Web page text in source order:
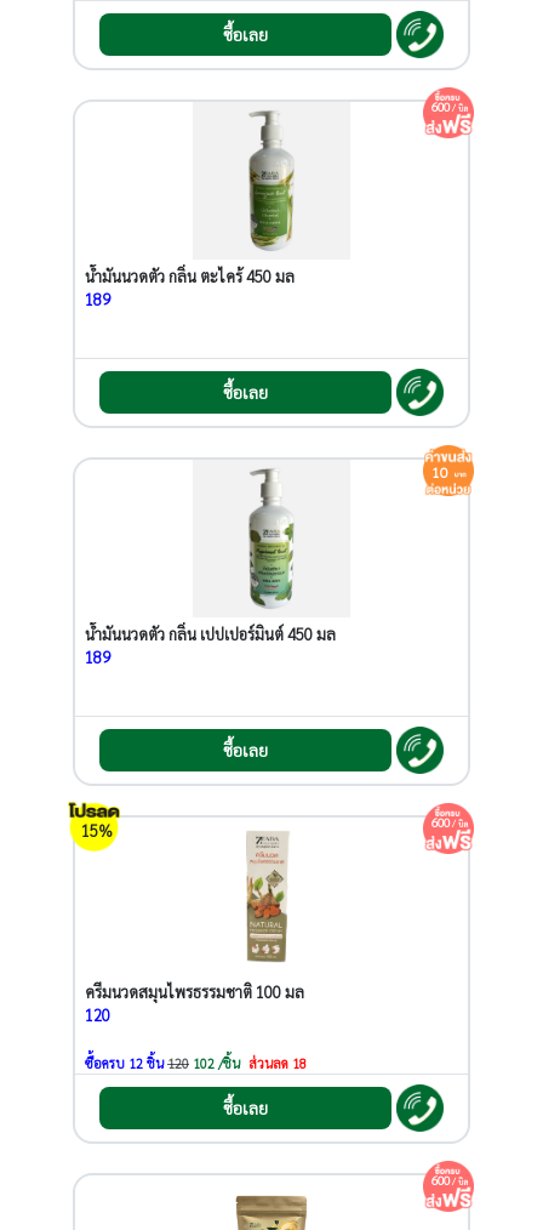
ซื้อเลย
600/ บิล
น้ำมันนวดตัว กลิ่น ตะไคร้ 450 มล
189
ซื้อเลย
10
น้ำมันนวดตัว กลิ่น เปปเปอร์มินต์ 450 มล
189
ซื้อเลย
15% 600/ บิล
ครีมนวดสมุนไพรธรรมชาติ 100 มล
120
ซื้อครบ 12 ชิ้น120 102 /ชิ้น ส่วนลด 18
ซื้อเลย
600/ บิล